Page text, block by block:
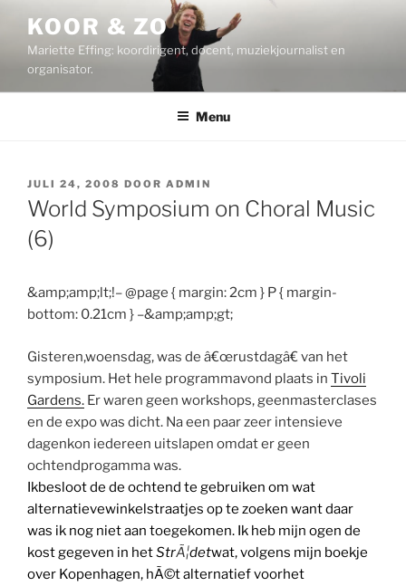
inhoud
KOOR & ZO
Mariette Effing: koordirigent, docent, muziekjournalist en
organisator.
Menu
GEPLAATST
OP
JULI 24, 2008 DOOR ADMIN
World Symposium on Choral Music
(6)
&amp;amp;lt;!– @page { margin: 2cm } P { margin-
bottom: 0.21cm } –&amp;amp;gt;
Gisteren,woensdag, was de â€œrustdagâ€ van het
symposium. Het hele programmavond plaats in Tivoli
Gardens. Er waren geen workshops, geenmasterclases
en de expo was dicht. Na een paar zeer intensieve
dagenkon iedereen uitslapen omdat er geen
ochtendprogamma was.
Ikbesloot de de ochtend te gebruiken om wat
alternatievewinkelstraatjes op te zoeken want daar
was ik nog niet aan toegekomen. Ik heb mijn ogen de
kost gegeven in hetStrÃ¦detwat, volgens mijn boekje
over Kopenhagen, hÃ©t alternatief voorhet